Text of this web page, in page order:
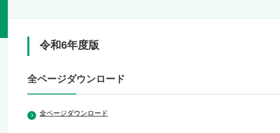
令和6年度版
全ページダウンロード
全ページダウンロード